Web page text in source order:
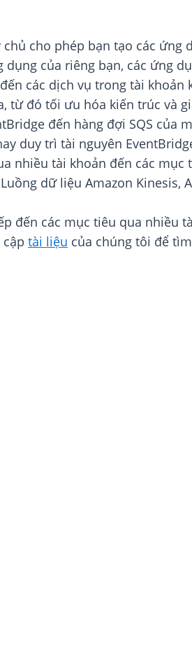
cho phép bạn tạo các ứng
của riêng bạn, các ứng
các dịch vụ trong tài
từ đó tối ưu hóa kiến trúc và
đến hàng đợi SQS của
duy trì tài nguyên
nhiều tài khoản đến các
dữ liệu Amazon Kinesis,
đến các mục tiêu qua nhiều
tài liệu của chúng tôi để